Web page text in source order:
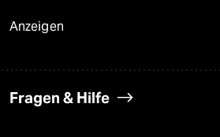
Anzeigen
Fragen & Hilfe